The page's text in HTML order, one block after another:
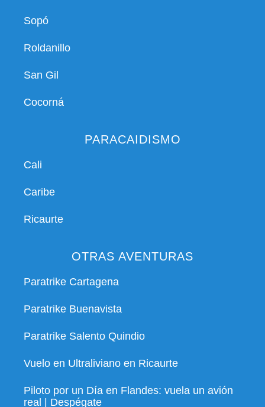
Sopó
Roldanillo
San Gil
Cocorná
PARACAIDISMO
Cali
Caribe
Ricaurte
OTRAS AVENTURAS
Paratrike Cartagena
Paratrike Buenavista
Paratrike Salento Quindio
Vuelo en Ultraliviano en Ricaurte
Piloto por un Día en Flandes: vuela un avión
real | Despégate